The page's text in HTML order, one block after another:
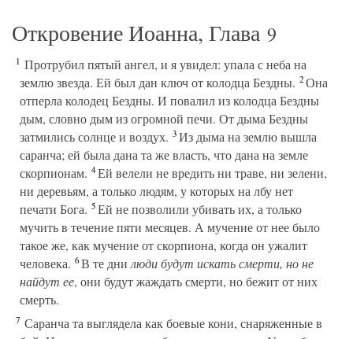
Откровение Иоанна, Глава 9
1 Протрубил пятый ангел, и я увидел: упала с неба на
землю звезда. Ей был дан ключ от колодца Бездны. 2Она
отперла колодец Бездны. И повалил из колодца Бездны
дым, словно дым из огромной печи. От дыма Бездны
затмились солнце и воздух. 3Из дыма на землю вышла
саранча; ей была дана та же власть, что дана на земле
скорпионам. 4Ей велели не вредить ни траве, ни зелени,
ни деревьям, а только людям, у которых на лбу нет
печати Бога. 5Ей не позволили убивать их, а только
мучить в течение пяти месяцев. А мучение от нее было
такое же, как мучение от скорпиона, когда он ужалит
человека. 6В те дни люди будут искать смерти, но не
найдут ее, они будут жаждать смерти, но бежит от них
смерть.
7 Саранча та выглядела как боевые кони, снаряженные в